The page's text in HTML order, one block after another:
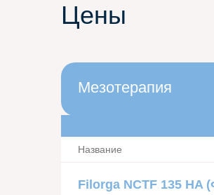
Цены
Мезотерапия
Название
Filorga NCTF 135 HA